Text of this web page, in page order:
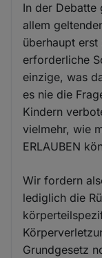
In der Debatte
allem
überhaupt
erforderliche
einzige, was
es nie die
Kindern
vielmehr, wie
ERLAUBEN
Wir fordern
lediglich die
Grundgesetz